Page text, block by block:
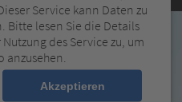
Service kann Daten zu
Bitte lesen Sie die Details
des Service zu, um
anzusehen.
Akzeptieren